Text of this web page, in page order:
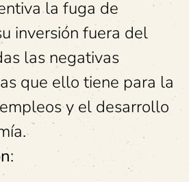
la fuga de
inversión fuera del
las negativas
que ello tiene para la
y el desarrollo
: